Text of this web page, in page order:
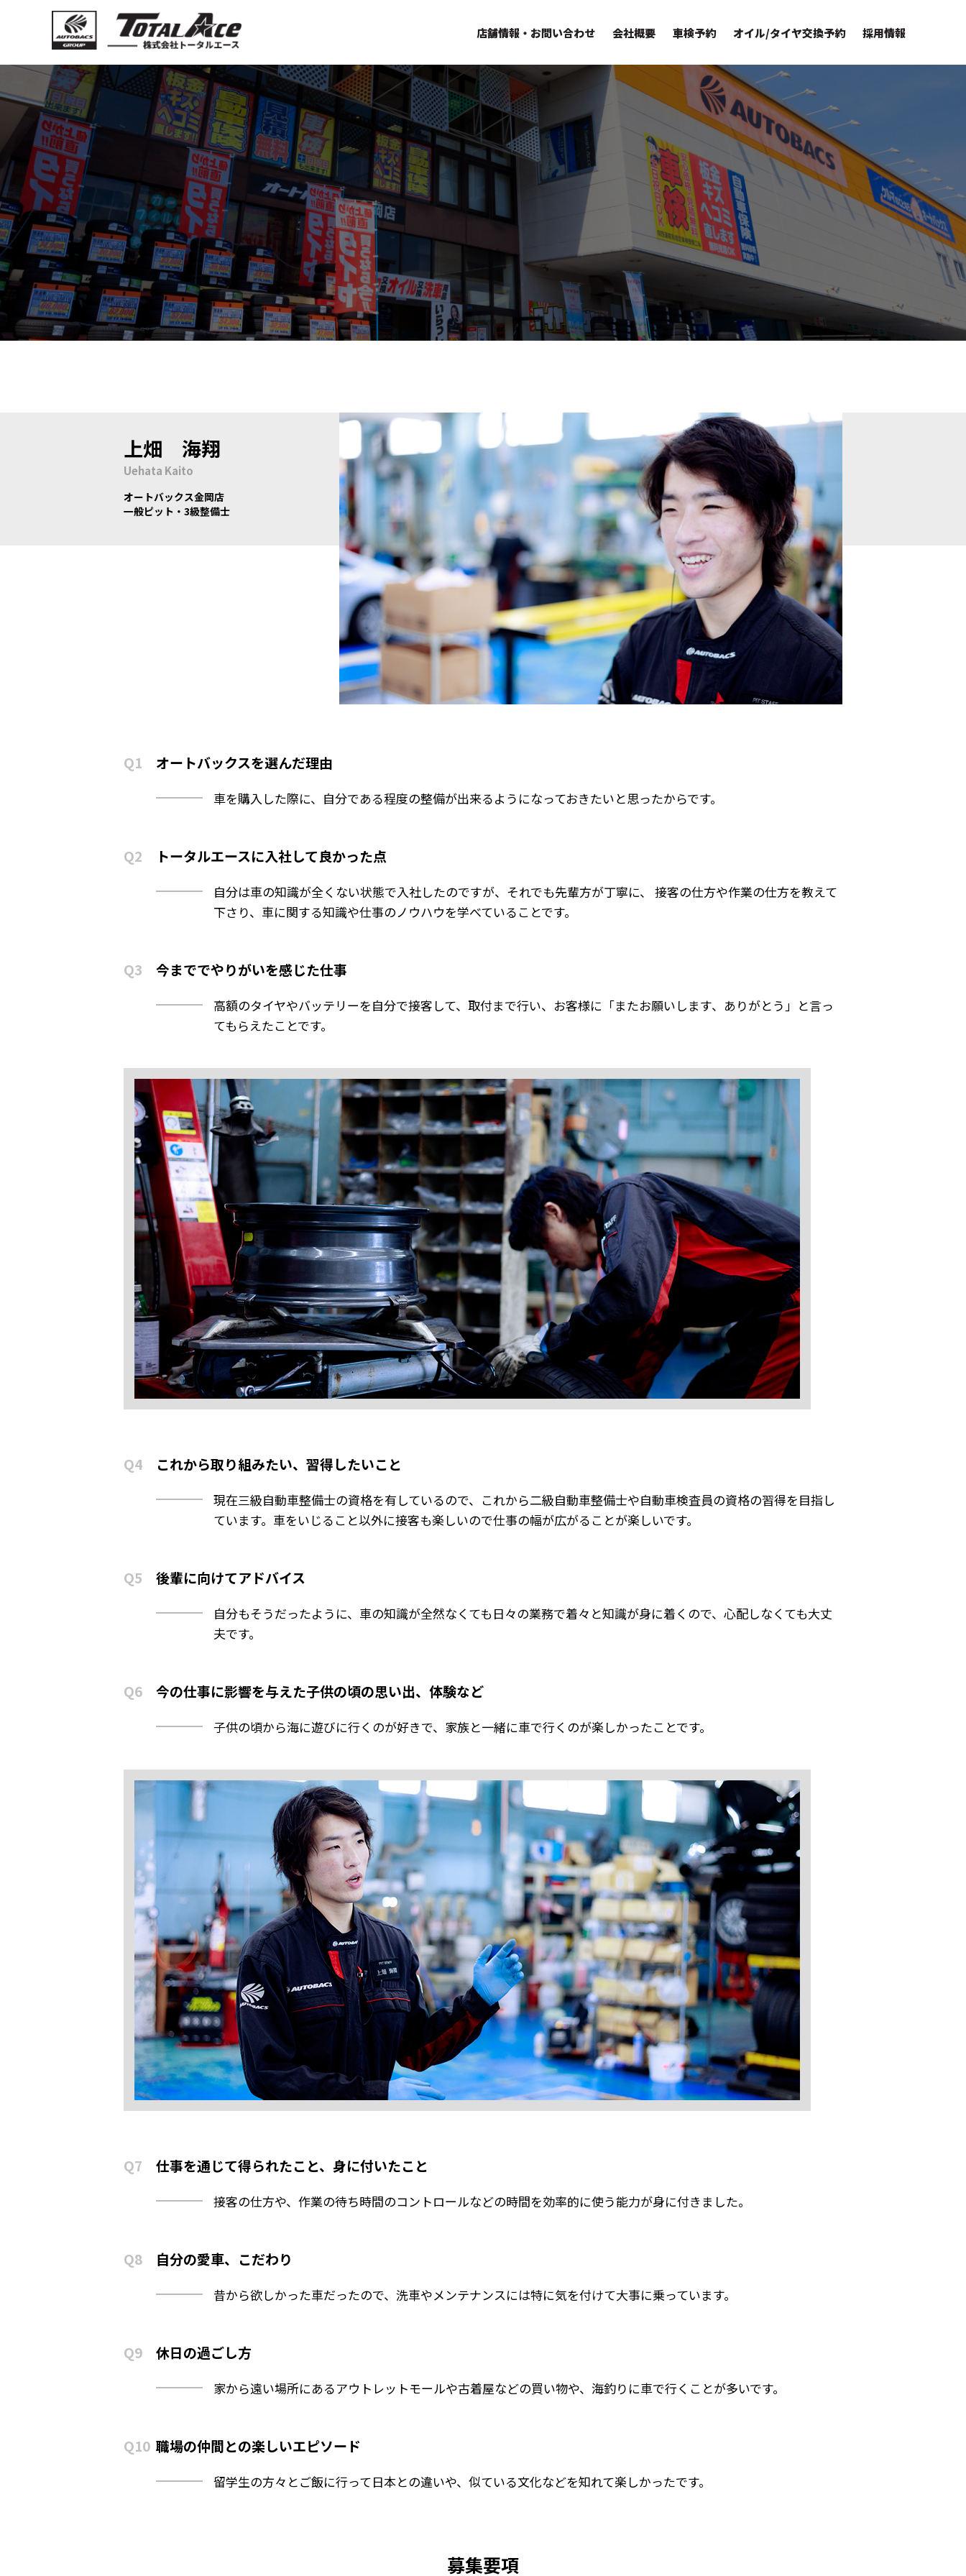
店舗情報・お問い合わせ 会社概要 車検予約 オイル/タイヤ交換予約 採用情報
上畑 海翔
Uehata Kaito
オートバックス金岡店
一般ピット・3級整備士
Q1 オートバックスを選んだ理由
車を購入した際に、自分である程度の整備が出来るようになっておきたいと思ったからです。
Q2 トータルエースに入社して良かった点
自分は車の知識が全くない状態で入社したのですが、それでも先輩方が丁寧に、 接客の仕方や作業の仕方を教えて
下さり、車に関する知識や仕事のノウハウを学べていることです。
Q3 今まででやりがいを感じた仕事
高額のタイヤやバッテリーを自分で接客して、取付まで行い、お客様に「またお願いします、ありがとう」と言っ
てもらえたことです。
Q4 これから取り組みたい、習得したいこと
現在三級自動車整備士の資格を有しているので、これから二級自動車整備士や自動車検査員の資格の習得を目指し
ています。車をいじること以外に接客も楽しいので仕事の幅が広がることが楽しいです。
Q5 後輩に向けてアドバイス
自分もそうだったように、車の知識が全然なくても日々の業務で着々と知識が身に着くので、心配しなくても大丈
夫です。
Q6 今の仕事に影響を与えた子供の頃の思い出、体験など
子供の頃から海に遊びに行くのが好きで、家族と一緒に車で行くのが楽しかったことです。
Q7 仕事を通じて得られたこと、身に付いたこと
接客の仕方や、作業の待ち時間のコントロールなどの時間を効率的に使う能力が身に付きました。
Q8 自分の愛車、こだわり
昔から欲しかった車だったので、洗車やメンテナンスには特に気を付けて大事に乗っています。
Q9 休日の過ごし方
家から遠い場所にあるアウトレットモールや古着屋などの買い物や、海釣りに車で行くことが多いです。
Q10 職場の仲間との楽しいエピソード
留学生の方々とご飯に行って日本との違いや、似ている文化などを知れて楽しかったです。
募集要項